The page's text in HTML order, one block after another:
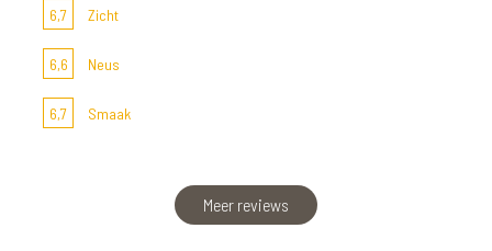
6,7
Zicht
6,6 Neus
6,7 Smaak
Meer reviews